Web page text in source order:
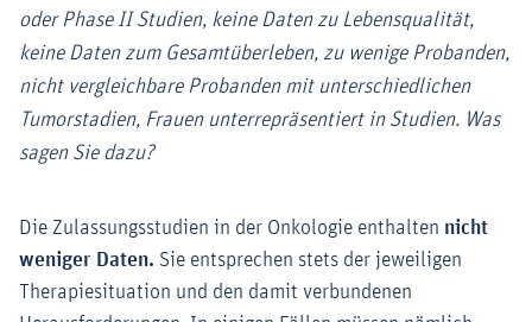
oder Phase II Studien, keine Daten zu Lebensqualität,
keine Daten zum Gesamtüberleben, zu wenige Probanden,
nicht vergleichbare Probanden mit unterschiedlichen
Tumorstadien, Frauen unterrepräsentiert in Studien. Was
sagen Sie dazu?
Die Zulassungsstudien in der Onkologie enthalten nicht
weniger Daten. Sie entsprechen stets der jeweiligen
Therapiesituation und den damit verbundenen